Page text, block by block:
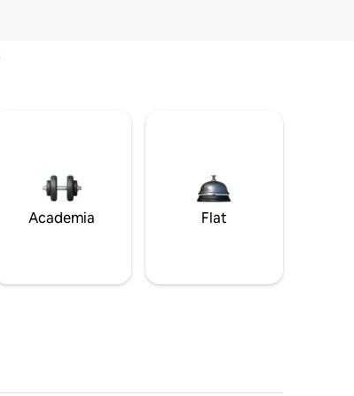
Academia Flat